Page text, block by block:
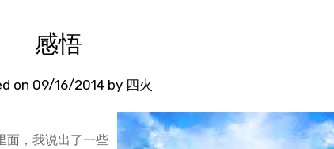
感悟
on 09/16/2014by 四火
面，我说出了一些